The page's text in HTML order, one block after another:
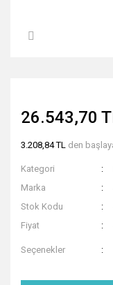
26.543,70
3.208,84 TL den
Kategori
Marka
Stok Kodu
Fiyat
Seçenekler